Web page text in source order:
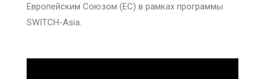
Европейским Союзом (ЕС) в рамках программы
SWITCH-Asia.